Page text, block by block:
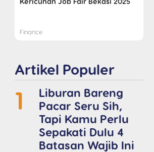
Finance
Artikel Populer
1
Liburan Bareng
Pacar Seru Sih,
Tapi Kamu Perlu
Sepakati Dulu 4
Batasan Wajib Ini